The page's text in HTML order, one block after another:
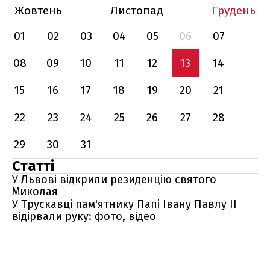
Жовтень Листопад
Грудень
01
02 03 04 05 06
07
08
09 10 11 12 13
14
15
16 17 18 19 20
21
22
23 24 25 26 27
28
29
30 31
Статті
У Львові відкрили резиденцію святого
Миколая
У Трускавці пам'ятнику Папі Івану Павлу II
відірвали руку: фото, відео